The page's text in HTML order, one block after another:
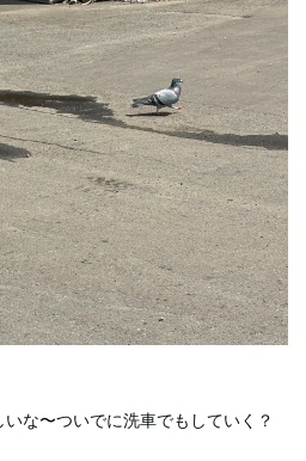
いな〜ついでに洗車でもしていく？